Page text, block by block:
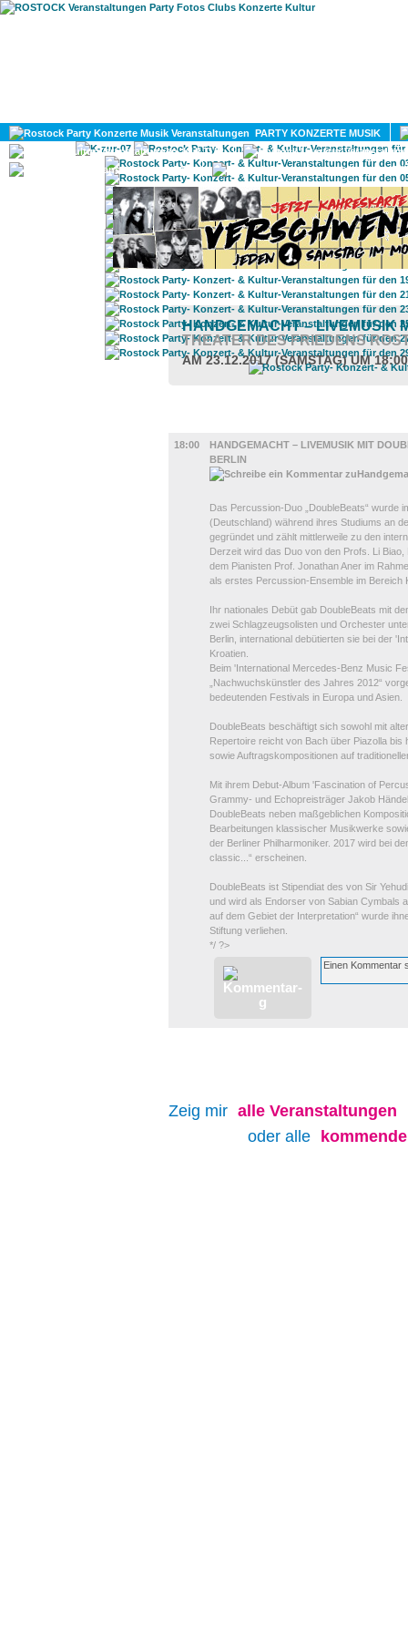
PARTY KONZERTE MUSIK
KULTUR
GAY
HANDGEMACHT – LIVEMUSIK
THEATER DES FRIEDENS
AM 23.12.2017 (SAMSTAG) UM
18:00
HANDGEMACHT – LIVEMUSIK MIT
BERLIN
Das Percussion-Duo „DoubleBeats“ wurde
(Deutschland) während ihres Studiums an
gegründet und zählt mittlerweile zu den
Derzeit wird das Duo von den Profs. Li
dem Pianisten Prof. Jonathan Aner im
als erstes Percussion-Ensemble im Bereich
Ihr nationales Debüt gab DoubleBeats mit
zwei Schlagzeugsolisten und Orchester
Berlin, international debütierten sie bei der
Kroatien.
Beim 'International Mercedes-Benz Music
„Nachwuchskünstler des Jahres 2012“
bedeutenden Festivals in Europa und Asien.
DoubleBeats beschäftigt sich sowohl mit
Repertoire reicht von Bach über Piazolla bis
sowie Auftragskompositionen auf
Mit ihrem Debut-Album 'Fascination of
Grammy- und Echopreisträger Jakob
DoubleBeats neben maßgeblichen
Bearbeitungen klassischer Musikwerke
der Berliner Philharmoniker. 2017 wird bei
classic...“ erscheinen.
DoubleBeats ist Stipendiat des von Sir
und wird als Endorser von Sabian Cymbals
auf dem Gebiet der Interpretation“ wurde
Stiftung verliehen.
*/ ?>
Zeig mir alle Veranstaltungen
oder alle